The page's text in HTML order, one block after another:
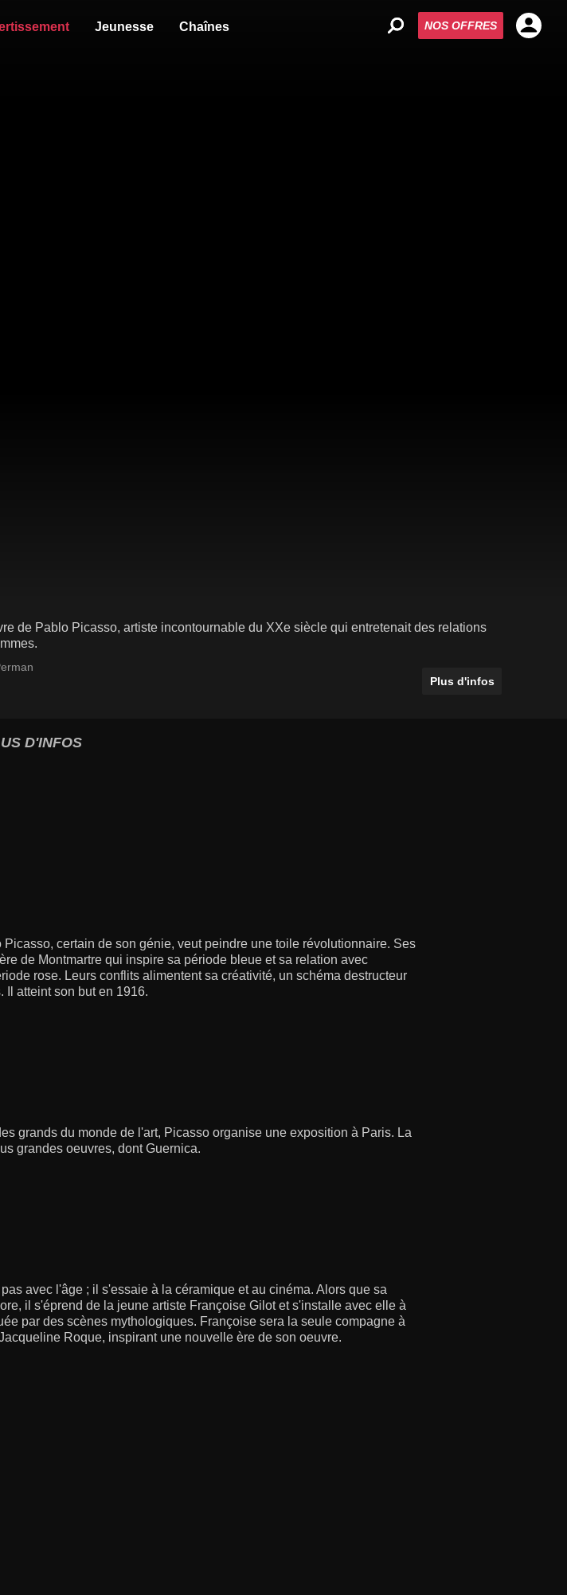
Jeunesse Chaînes NOS OFFRES
de Pablo Picasso, artiste incontournable du XXe siècle qui entretenait des relations
Plus d'infos
D'INFOS
certain de son génie, veut peindre une toile révolutionnaire. Ses
de Montmartre qui inspire sa période bleue et sa relation avec
rose. Leurs conflits alimentent sa créativité, un schéma destructeur
Il atteint son but en 1916.
grands du monde de l'art, Picasso organise une exposition à Paris. La
grandes oeuvres, dont Guernica.
avec l'âge ; il s'essaie à la céramique et au cinéma. Alors que sa
il s'éprend de la jeune artiste Françoise Gilot et s'installe avec elle à
par des scènes mythologiques. Françoise sera la seule compagne à
Roque, inspirant une nouvelle ère de son oeuvre.